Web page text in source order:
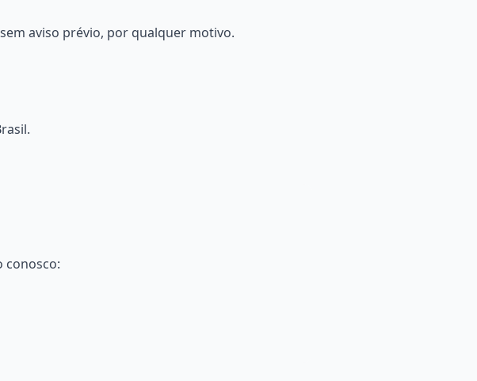
aviso prévio, por qualquer motivo.
conosco: